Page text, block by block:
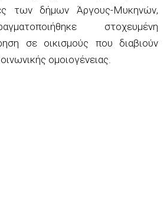
των δήμων Άργους-Μυκηνών,
στοχευμένη
σε οικισμούς που διαβιούν
ομοιογένειας.